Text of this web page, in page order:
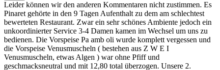
Leider können wir den anderen Kommentaren nicht zustimmen. Es
Pinaret gehörte in den 9 Tagen Aufenthalt zu dem am schlechtest
bewerteten Restaurant. Zwar ein sehr schönes Ambiente jedoch ein
unkoordinierter Service 3-4 Damen kamen im Wechsel um uns zu
bedienen. Die Vorspeise Pa amb oli wurde komplett vergessen und
die Vorspeise Venusmuscheln ( bestehen aus Z W E I
Venusmuscheln, etwas Algen ) war ohne Pfiff und
geschmacksneutral und mit 12,80 total überzogen. Unsere 2.